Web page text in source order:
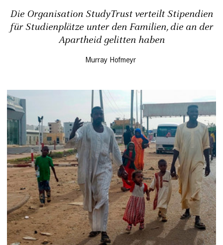
Die Organisation StudyTrust verteilt Stipendien
für Studienplätze unter den Familien, die an der
Apartheid gelitten haben
Murray Hofmeyr